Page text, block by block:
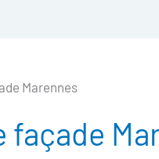
Marennes
façade